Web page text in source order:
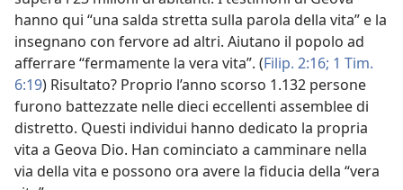
hanno qui “una salda stretta sulla parola della vita” e la
insegnano con fervore ad altri. Aiutano il popolo ad
afferrare “fermamente la vera vita”. (Filip. 2:16; 1 Tim.
6:19) Risultato? Proprio l’anno scorso 1.132 persone
furono battezzate nelle dieci eccellenti assemblee di
distretto. Questi individui hanno dedicato la propria
vita a Geova Dio. Han cominciato a camminare nella
via della vita e possono ora avere la fiducia della “vera